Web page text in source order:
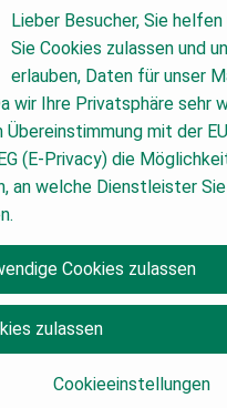
für Mensch und Umwelt
höchster Qualität
Produkte aus
Fürsorge und
faire Beziehungen - zu
Lieferanten, Kunden,
unsere Vision teilen.
ihre Wirkkräfte aus
innere und äußere Balance.
,DE-ÖKO-007
mbH)
Lieber Besucher, Sie helfen
Sie Cookies zulassen und
erlauben, Daten für unser
wir Ihre Privatsphäre sehr
Übereinstimmung mit der
(E-Privacy) die
an welche Dienstleister
Cookieeinstellungen
Cookies zulassen
zulassen